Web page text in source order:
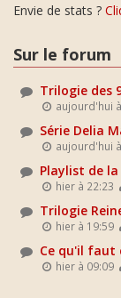
Envie de stats ?
Sur le forum
Trilogie des
aujourd'hui
Série Delia
aujourd'hui
Playlist de
hier à 22:23
Trilogie
hier à 19:59
Ce qu'il faut
hier à 09:09